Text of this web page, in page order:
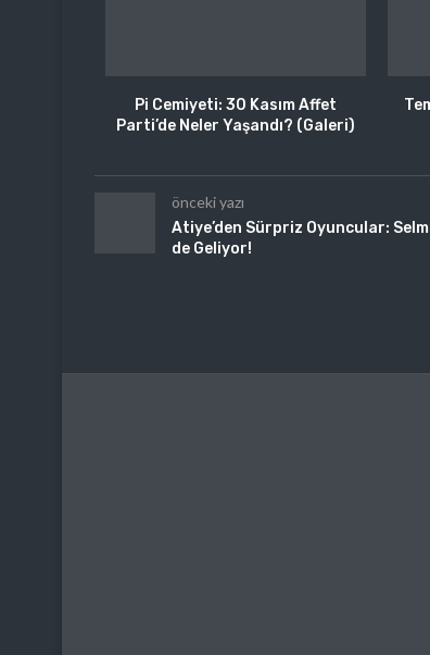
Pi Cemiyeti: 30 Kasım Affet
Parti’de Neler Yaşandı? (Galeri)
önceki yazı
Atiye’den Sürpriz Oyuncular:
de Geliyor!